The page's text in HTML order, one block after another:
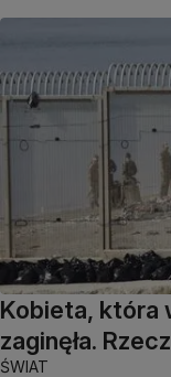
Kobieta, która
zaginęła.
ŚWIAT